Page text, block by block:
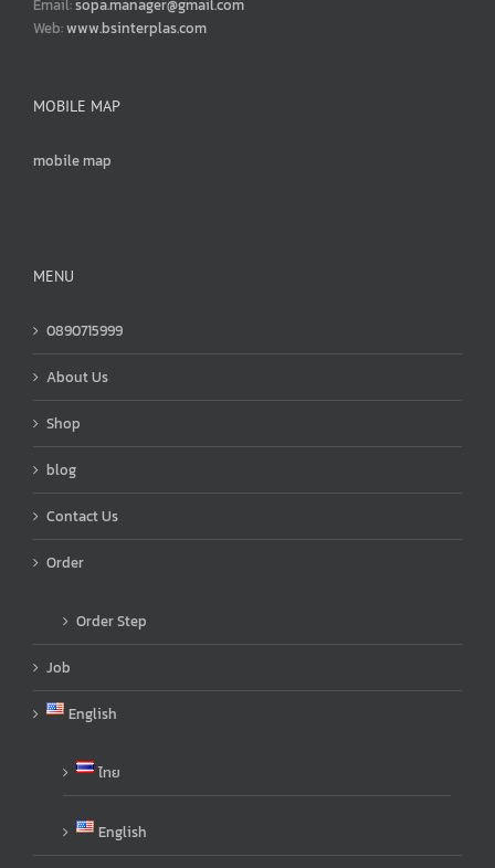
Email:sopa.manager@gmail.com
Web:www.bsinterplas.com
MOBILE MAP
mobile map
MENU
0890715999
About Us
Shop
blog
Contact Us
Order
Order Step
Job
English
ไทย
English